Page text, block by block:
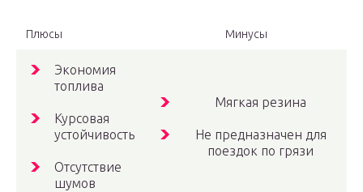
Плюсы Минусы
Экономия
топлива
Курсовая
устойчивость
Отсутствие
шумов
Мягкая резина
Не предназначен для
поездок по грязи